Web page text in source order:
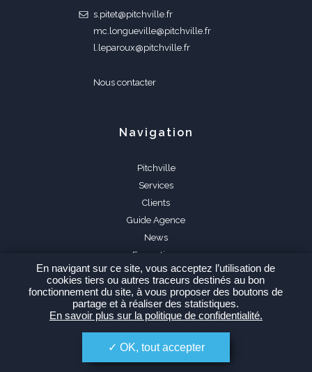
s.pitet@pitchville.fr
mc.longueville@pitchville.fr
l.leparoux@pitchville.fr
Nous contacter
Navigation
Pitchville
Services
Clients
Guide Agence
News
Formations
FAQ
Espace Agence
En navigant sur ce site, vous acceptez l’utilisation de
cookies tiers ou autres traceurs destinés au bon
fonctionnement du site, à vous proposer des boutons de
partage et à réaliser des statistiques.
En savoir plus sur la politique de confidentialité.
OK, tout accepter